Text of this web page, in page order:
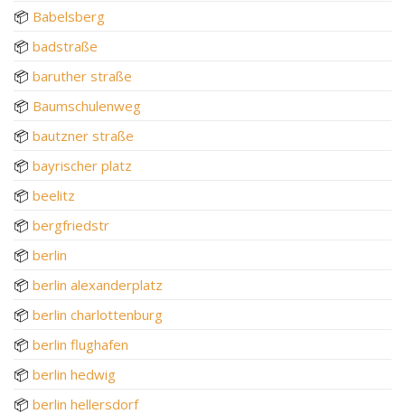
📦 Babelsberg
📦 badstraße
📦 baruther straße
📦 Baumschulenweg
📦 bautzner straße
📦 bayrischer platz
📦 beelitz
📦 bergfriedstr
📦 berlin
📦 berlin alexanderplatz
📦 berlin charlottenburg
📦 berlin flughafen
📦 berlin hedwig
📦 berlin hellersdorf